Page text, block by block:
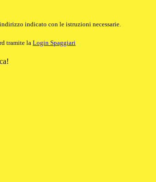
indicato con le istruzioni necessarie.
tramite la Login Spaggiari